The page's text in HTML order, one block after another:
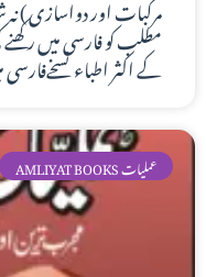
مطلب کو فارسی میں
کے اکثر اطباء
AMLIYAT BOOKS عملیات